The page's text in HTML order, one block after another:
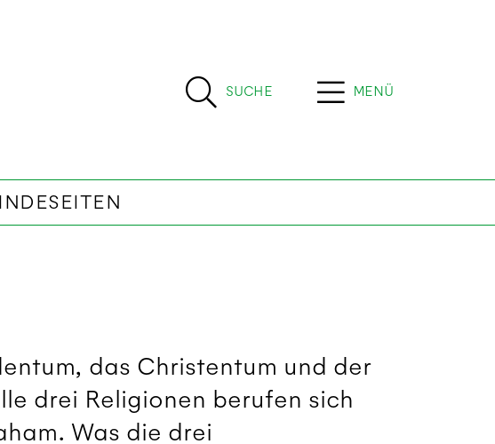
SUCHE MENÜ
das Christentum und der
drei Religionen berufen sich
Was die drei